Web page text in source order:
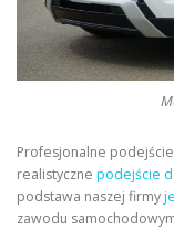
Profesjonalne
realistyczne podejście
podstawa naszej firmy
zawodu